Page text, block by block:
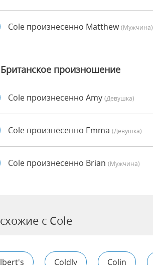
Cole произнесенно Matthew(мужчина)
Британское произношение
Cole произнесенно Amy (девушка)
Cole произнесенно Emma (девушка)
Cole произнесенно Brian (мужчина)
с Cole
Coldly Colin